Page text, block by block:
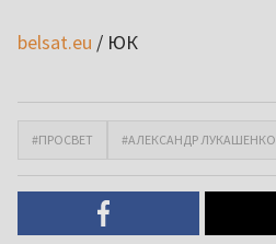
belsat.eu / ЮК
#ПРОСВЕТ #АЛЕКСАНДР ЛУКАШЕНКО